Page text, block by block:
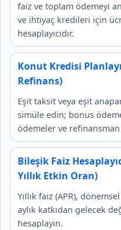
faiz ve toplam ödemeyi
ve ihtiyaç kredileri için
hesaplayıcıdır.
Konut Kredisi
Refinans)
Eşit taksit veya eşit
simüle edin; bonus
ödemeler ve refinansman
Bileşik Faiz
Yıllık Etkin Oran)
Yıllık faiz (APR),
aylık katkıdan gelecek
hesaplayın.